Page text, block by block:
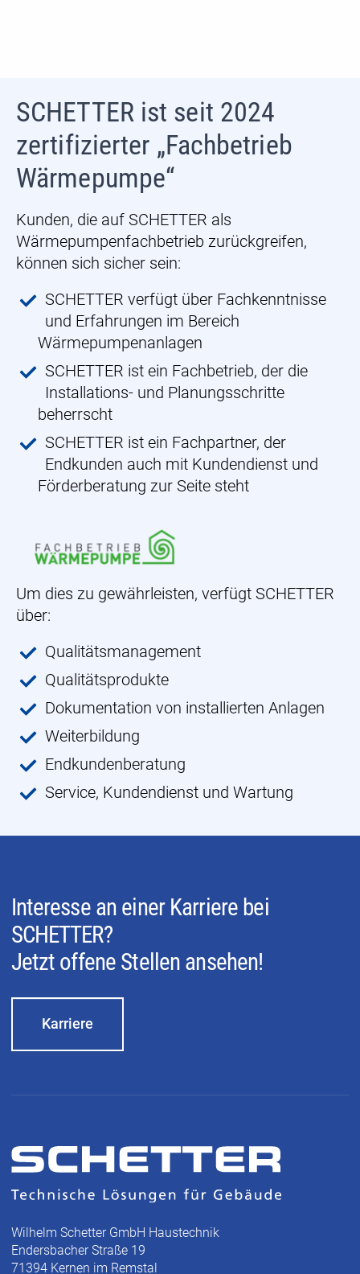
SCHETTER ist seit 2024
zertifizierter „Fachbetrieb
Wärmepumpe“
Kunden, die auf SCHETTER als
Wärmepumpenfachbetrieb zurückgreifen,
können sich sicher sein:
SCHETTER verfügt über Fachkenntnisse
und Erfahrungen im Bereich
Wärmepumpenanlagen
SCHETTER ist ein Fachbetrieb, der die
Installations- und Planungsschritte
beherrscht
SCHETTER ist ein Fachpartner, der
Endkunden auch mit Kundendienst und
Förderberatung zur Seite steht
Um dies zu gewährleisten, verfügt SCHETTER
über:
Qualitätsmanagement
Qualitätsprodukte
Dokumentation von installierten Anlagen
Weiterbildung
Endkundenberatung
Service, Kundendienst und Wartung
Interesse an einer Karriere bei
SCHETTER?
Jetzt offene Stellen ansehen!
Karriere
Wilhelm Schetter GmbH Haustechnik
Endersbacher Straße 19
71394 Kernen im Remstal